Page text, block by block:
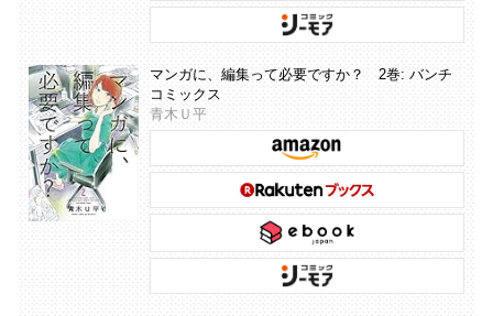
マンガに、編集って必要ですか？ 2巻: バンチ
コミックス
青木Ｕ平